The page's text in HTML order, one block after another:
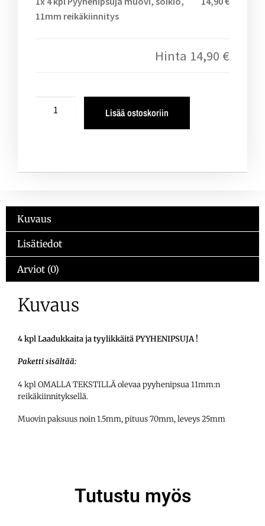
11mm reikäkiinnitys
Hinta 14,90 €
Lisää ostoskoriin
Kuvaus
Lisätiedot
Arviot (0)
Kuvaus
4 kpl Laadukkaita ja tyylikkäitä PYYHENIPSUJA !
Paketti sisältää:
4 kpl OMALLA TEKSTILLÄ olevaa pyyhenipsua 11mm:n
reikäkiinnityksellä.
Muovin paksuus noin 1.5mm, pituus 70mm, leveys 25mm
Tutustu myös